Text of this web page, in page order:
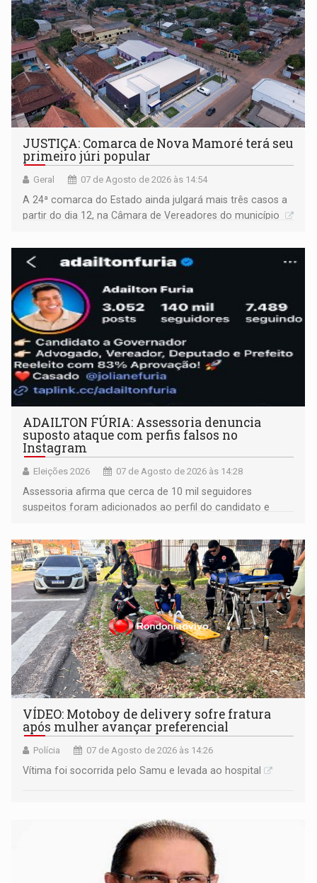
JUSTIÇA: Comarca de Nova Mamoré terá seu
primeiro júri popular
Geral 07 de Agosto de 2026 às 14:54
A 24ª comarca do Estado ainda julgará mais três casos a
partir do dia 12, na Câmara de Vereadores do município
ADAILTON FÚRIA: Assessoria denuncia
suposto ataque com perfis falsos no
Instagram
Eleições 2026 07 de Agosto de 2026 às 14:28
Assessoria afirma que cerca de 10 mil seguidores
suspeitos foram adicionados ao perfil do candidato e
remover as contas
VÍDEO: Motoboy de delivery sofre fratura
após mulher avançar preferencial
Polícia 07 de Agosto de 2026 às 14:26
Vítima foi socorrida pelo Samu e levada ao hospital